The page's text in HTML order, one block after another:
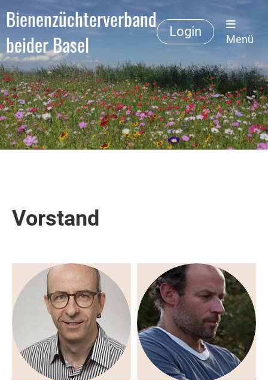
Bienenzüchterverband
beider Basel
Login
Menü
Vorstand